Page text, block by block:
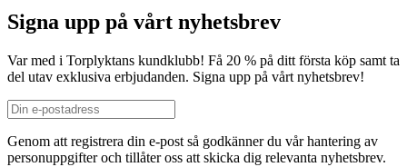
Signa upp på vårt nyhetsbrev
Var med i Torplyktans kundklubb! Få 20 % på ditt första köp samt ta
del utav exklusiva erbjudanden. Signa upp på vårt nyhetsbrev!
Genom att registrera din e-post så godkänner du vår hantering av
personuppgifter och tillåter oss att skicka dig relevanta nyhetsbrev.